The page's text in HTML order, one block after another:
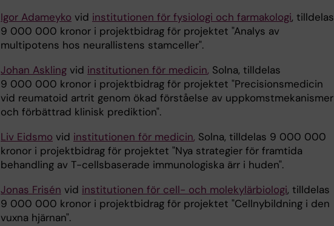
Igor Adameyko vid institutionen för fysiologi och farmakologi, tilldelas
9 000 000 kronor i projektbidrag för projektet "Analys av
multipotens hos neurallistens stamceller".
Johan Askling vid institutionen för medicin, Solna, tilldelas
9 000 000 kronor i projektbidrag för projektet "Precisionsmedicin
vid reumatoid artrit genom ökad förståelse av uppkomstmekanismer
och förbättrad klinisk prediktion".
Liv Eidsmo vid institutionen för medicin, Solna, tilldelas 9 000 000
kronor i projektbidrag för projektet "Nya strategier för framtida
behandling av T-cellsbaserade immunologiska ärr i huden".
Jonas Frisén vid institutionen för cell- och molekylärbiologi, tilldelas
9 000 000 kronor i projektbidrag för projektet "Cellnybildning i den
vuxna hjärnan".